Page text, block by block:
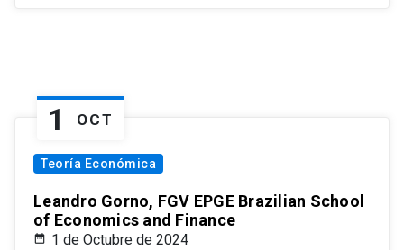
1 OCT
Teoría Económica
Leandro Gorno, FGV EPGE Brazilian School
of Economics and Finance
1 de Octubre de 2024